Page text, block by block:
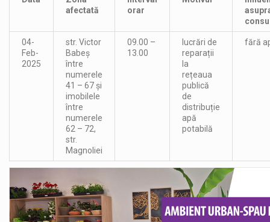
afectată
orar
04-
Feb-
2025
str. Victor
Babeș
între
numerele
41 – 67 și
imobilele
între
numerele
62 – 72,
str.
Magnoliei
09.00 –
13.00
lucrări de
reparații
la
rețeaua
publică
de
distribuție
apă
potabilă
fără